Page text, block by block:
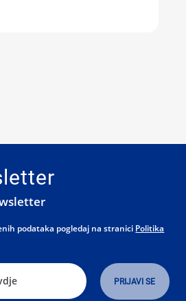
podataka pogledaj na stranici Politika